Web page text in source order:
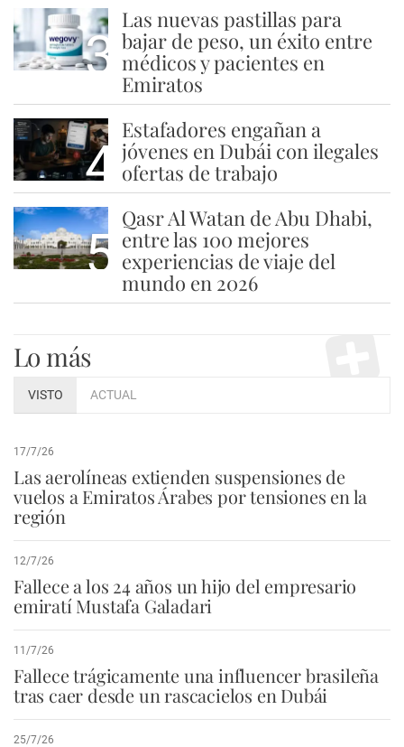
3
Las nuevas pastillas para
bajar de peso, un éxito entre
médicos y pacientes en
Emiratos
4
Estafadores engañan a
jóvenes en Dubái con ilegales
ofertas de trabajo
5
Qasr Al Watan de Abu Dhabi,
entre las 100 mejores
experiencias de viaje del
mundo en 2026
Lo más
VISTO ACTUAL
17/7/26
Las aerolíneas extienden suspensiones de
vuelos a Emiratos Árabes por tensiones en la
región
12/7/26
Fallece a los 24 años un hijo del empresario
emiratí Mustafa Galadari
11/7/26
Fallece trágicamente una influencer brasileña
tras caer desde un rascacielos en Dubái
25/7/26